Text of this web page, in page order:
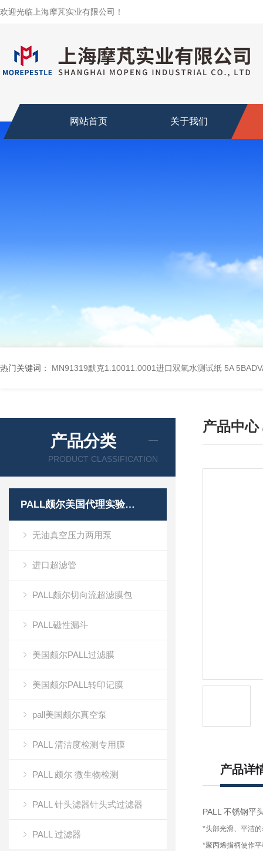
欢迎光临上海摩芃实业有限公司！
网站首页 关于我们
热门关键词： MN91319默克1.10011.0001进口双氧水测试纸 5A
产品分类
PRODUCT CLASSIFICATION
PALL颇尔美国代理实验室过滤产品
无油真空压力两用泵
进口超滤管
PALL颇尔切向流超滤膜包
PALL磁性漏斗
美国颇尔PALL过滤膜
美国颇尔PALL转印记膜
pall美国颇尔真空泵
PALL 清洁度检测专用膜
PALL 颇尔 微生物检测
PALL 针头滤器针头式过滤器
PALL 过滤器
产品中心
产品详
PALL 不锈钢平
*头部光滑、平洁
*聚丙烯指柄使作